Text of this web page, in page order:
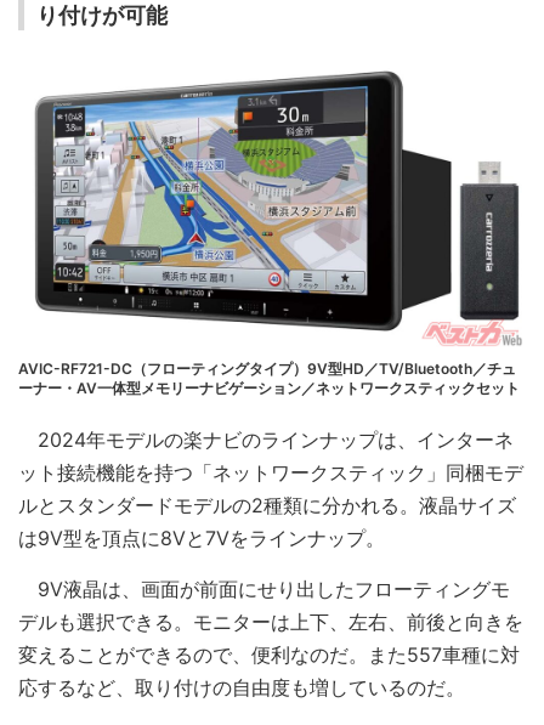
り付けが可能
AVIC-RF721-DC（フローティングタイプ）9V型HD／TV/Bluetooth／チュ
ーナー・AV一体型メモリーナビゲーション／ネットワークスティックセット
2024年モデルの楽ナビのラインナップは、インターネ
ット接続機能を持つ「ネットワークスティック」同梱モデ
ルとスタンダードモデルの2種類に分かれる。液晶サイズ
は9V型を頂点に8Vと7Vをラインナップ。
9V液晶は、画面が前面にせり出したフローティングモ
デルも選択できる。モニターは上下、左右、前後と向きを
変えることができるので、便利なのだ。また557車種に対
応するなど、取り付けの自由度も増しているのだ。